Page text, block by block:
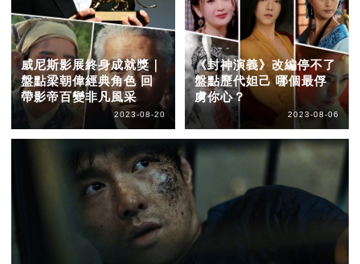
威尼斯影展終身成就獎｜
盤點梁朝偉經典角色 回
帶影帝百變非凡風采
2023-08-20
《封神演義》改編停不了
盤點歷代妲己 哪個最俘
虜你心？
2023-08-06